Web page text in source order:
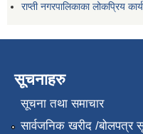
राप्ती नगरपालिकाका लोकप्रिय
सूचनाहरु
सूचना तथा समाचार
सार्वजनिक खरीद /बोलपत्र